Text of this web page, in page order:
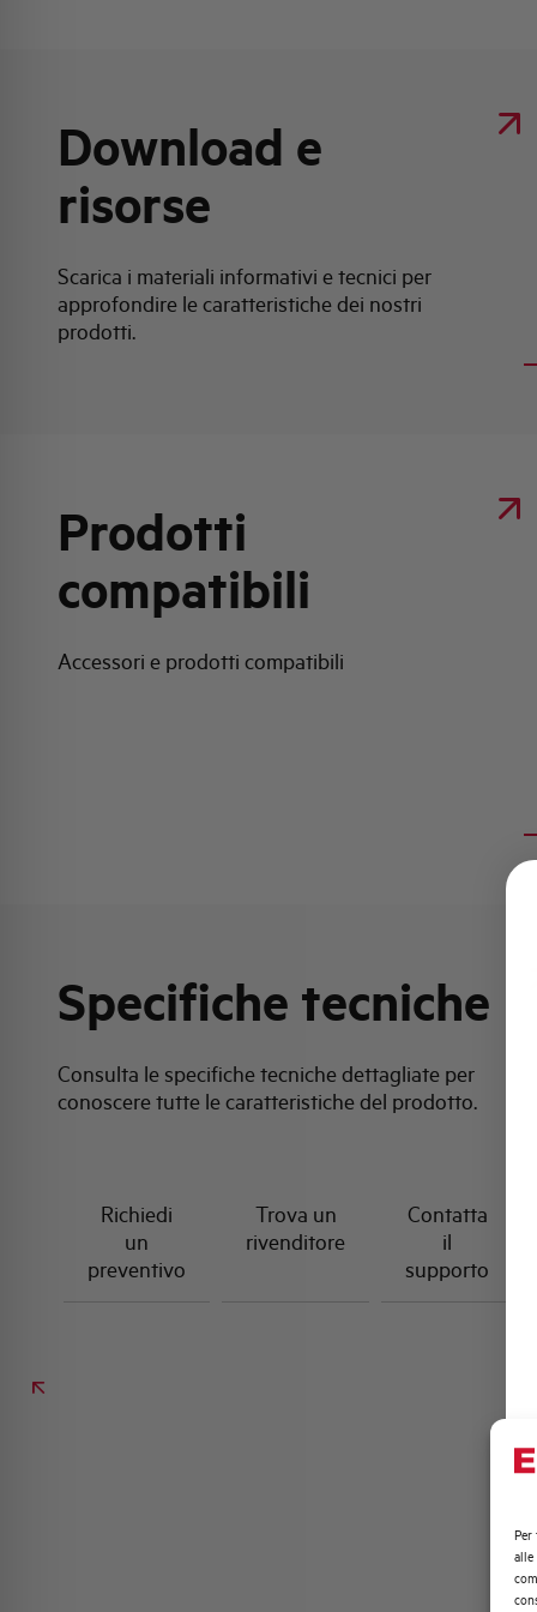
Per
alle
Download e
risorse
Scarica i materiali informativi e tecnici per
approfondire le caratteristiche dei nostri
prodotti.
Prodotti
compatibili
Accessori e prodotti compatibili
Specifiche tecniche
Consulta le specifiche tecniche dettagliate per
conoscere tutte le caratteristiche del prodotto.
Richiedi
un
preventivo
Trova un
rivenditore
Contatta
il
supporto